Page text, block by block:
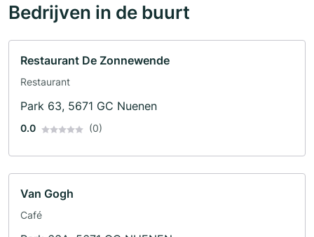
Bedrijven in de buurt
Restaurant De Zonnewende
Restaurant
Park 63, 5671 GC Nuenen
0.0 (0)
Van Gogh
Café